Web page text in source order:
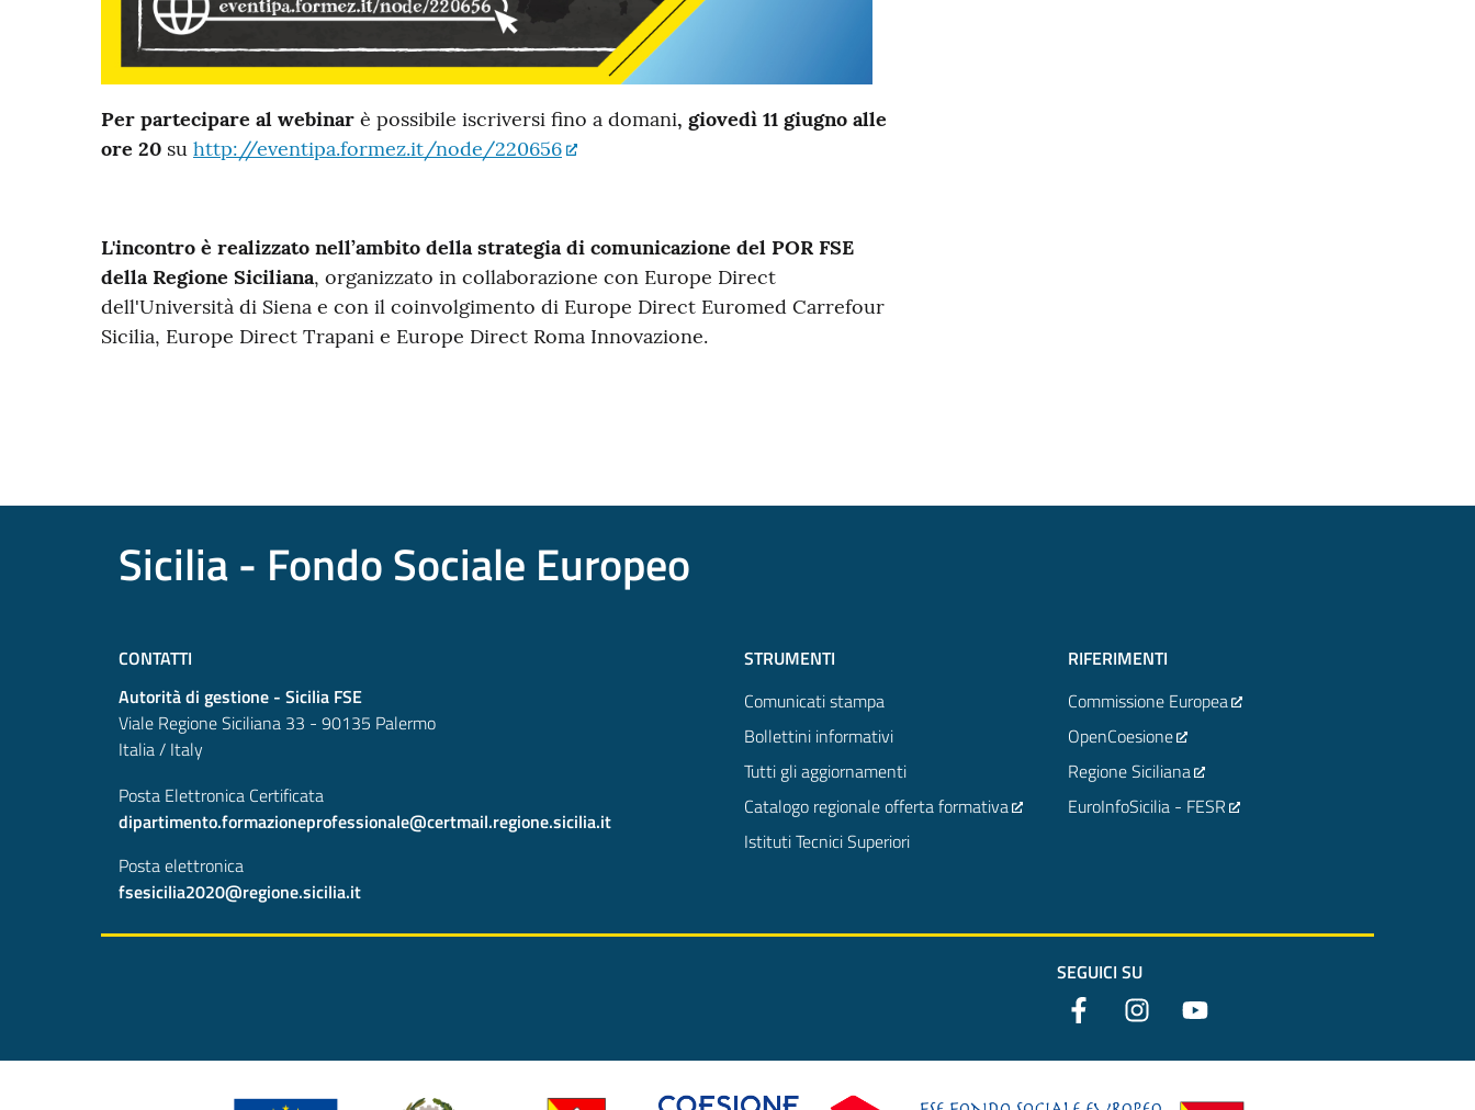
Per partecipare al webinar è possibile iscriversi fino a domani, giovedì 11 giugno alle
ore 20 su http://eventipa.formez.it/node/220656
L'incontro è realizzato nell’ambito della strategia di comunicazione del POR FSE
della Regione Siciliana, organizzato in collaborazione con Europe Direct
dell'Università di Siena e con il coinvolgimento di Europe Direct Euromed Carrefour
Sicilia, Europe Direct Trapani e Europe Direct Roma Innovazione.
Sicilia - Fondo Sociale Europeo
CONTATTI
Autorità di gestione - Sicilia FSE
Viale Regione Siciliana 33 - 90135 Palermo
Italia / Italy
Posta Elettronica Certificata
dipartimento.formazioneprofessionale@certmail.regione.sicilia.it
Posta elettronica
fsesicilia2020@regione.sicilia.it
STRUMENTI
Comunicati stampa
Bollettini informativi
Tutti gli aggiornamenti
Catalogo regionale offerta formativa
Istituti Tecnici Superiori
RIFERIMENTI
Commissione Europea
OpenCoesione
Regione Siciliana
EuroInfoSicilia - FESR
SEGUICI SU